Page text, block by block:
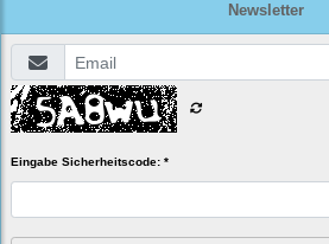
Newsletter
Eingabe Sicherheitscode: *